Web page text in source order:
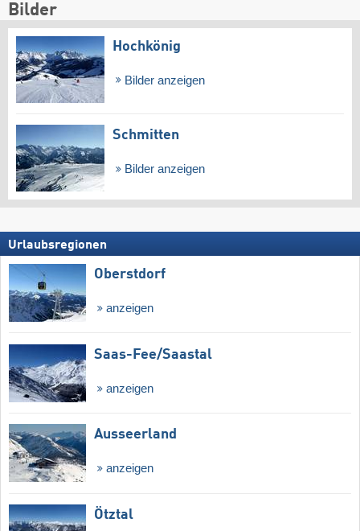
Bilder
Hochkönig
Bilder anzeigen
Schmitten
Bilder anzeigen
Urlaubsregionen
Oberstdorf
anzeigen
Saas-Fee/​Saastal
anzeigen
Ausseerland
anzeigen
Ötztal